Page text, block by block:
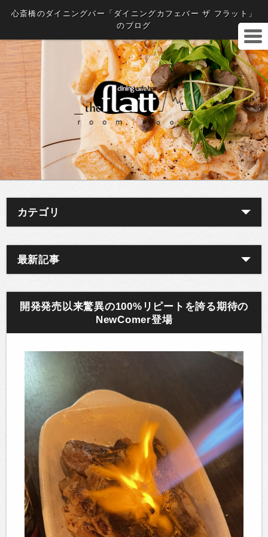
心斎橋のダイニングバー「ダイニングカフェバー ザ フラット」
のブログ
カテゴリ
最新記事
開発発売以来驚異の100%リピートを誇る期待の
NewComer登場